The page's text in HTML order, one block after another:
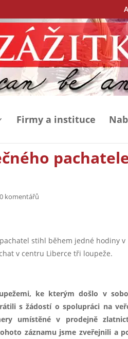
Firmy a instituce
0 komentářů
stihl během jedné hodiny v
v centru Liberce tři loupeže.
ke kterým došlo v
s žádostí o spolupráci na
umístěné v prodejně
záznamu jsme zveřejnili a